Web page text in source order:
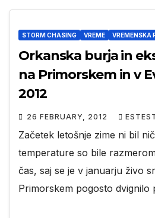
STORM CHASING VREME VREMENSKA
Orkanska burja in
na Primorskem in v
2012
26 FEBRUARY, 2012
Začetek letošnje zime ni bil
temperature so bile
čas, saj se je v januarju živo
Primorskem pogosto dvignilo